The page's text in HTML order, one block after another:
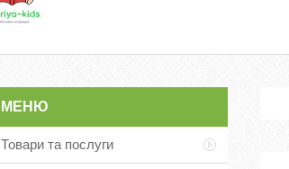
Товари та послуги